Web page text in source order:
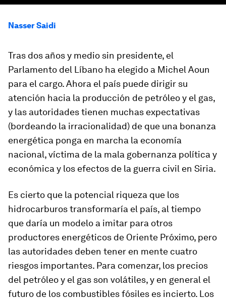
Nasser Saidi
Tras dos años y medio sin presidente, el
Parlamento del Líbano ha elegido a Michel Aoun
para el cargo. Ahora el país puede dirigir su
atención hacia la producción de petróleo y el gas,
y las autoridades tienen muchas expectativas
(bordeando la irracionalidad) de que una bonanza
energética ponga en marcha la economía
nacional, víctima de la mala gobernanza política y
económica y los efectos de la guerra civil en Siria.
Es cierto que la potencial riqueza que los
hidrocarburos transformaría el país, al tiempo
que daría un modelo a imitar para otros
productores energéticos de Oriente Próximo, pero
las autoridades deben tener en mente cuatro
riesgos importantes. Para comenzar, los precios
del petróleo y el gas son volátiles, y en general el
futuro de los combustibles fósiles es incierto. Los